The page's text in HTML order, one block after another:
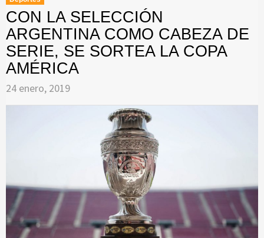
CON LA SELECCIÓN
ARGENTINA COMO CABEZA DE
SERIE, SE SORTEA LA COPA
AMÉRICA
24 enero, 2019